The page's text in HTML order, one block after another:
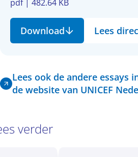
pdf | 482.64 KB
Download Lees
Lees ook de andere essays
de website van UNICEF
verder